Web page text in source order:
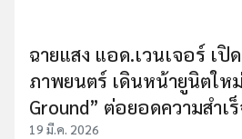
ฉายแสง แอด.เวนเจอร์ เปิ
ภาพยนตร์ เดินหน้ายูนิตให
Ground” ต่อยอดความสำเ
19 มี.ค. 2026